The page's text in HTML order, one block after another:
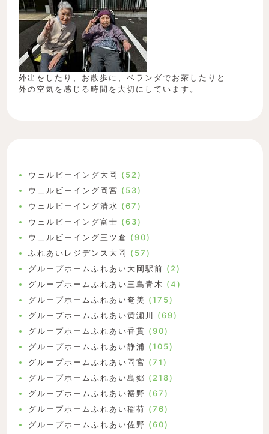
外出をしたり、お散歩に、ベランダでお茶したりと
外の空気を感じる時間を大切にしています。
ウェルビーイング大岡 (52)
ウェルビーイング岡宮 (53)
ウェルビーイング清水 (67)
ウェルビーイング富士 (63)
ウェルビーイング三ツ倉 (90)
ふれあいレジデンス大岡 (57)
グループホームふれあい大岡駅前 (2)
グループホームふれあい三島青木 (4)
グループホームふれあい奄美 (175)
グループホームふれあい黄瀬川
(69)
グループホームふれあい香貫 (90)
グループホームふれあい静浦 (105)
グループホームふれあい岡宮 (71)
グループホームふれあい島郷 (218)
グループホームふれあい裾野 (67)
グループホームふれあい稲荷 (76)
グループホームふれあい佐野 (60)